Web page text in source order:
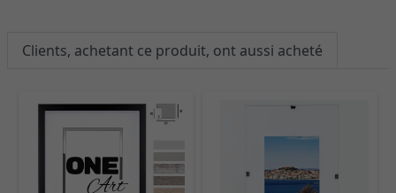
Clients, achetant ce produit, ont aussi acheté